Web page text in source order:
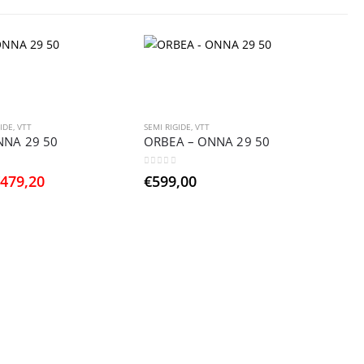
,VTT
29 50
479,20Le
SEMI RIGIDE,VTT
ORBEA – ONNA 29 50
€599,00